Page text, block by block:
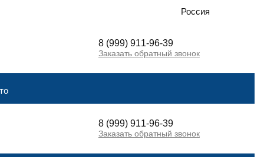
Россия
8 (999) 911-96-39
Заказать обратный звонок
8 (999) 911-96-39
Заказать обратный звонок